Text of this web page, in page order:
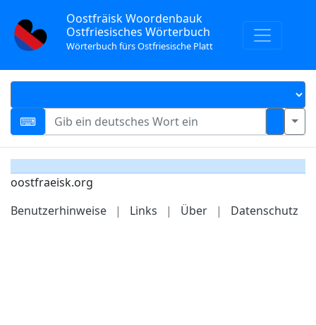
Oostfräisk Woordenbauk
Ostfriesisches Wörterbuch
Wörterbuch fürs Ostfriesische Platt
oostfraeisk.org
Benutzerhinweise
| Links | Über | Datenschutz